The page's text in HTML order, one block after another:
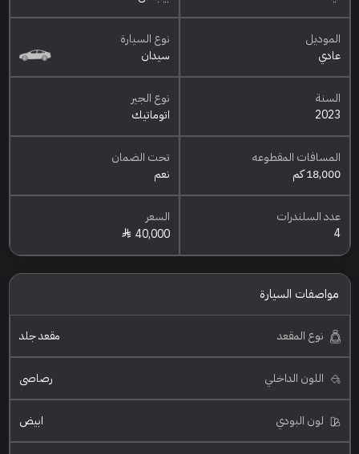
الموديل
عادي
نوع السيارة
سيدان
السنة
2023
نوع الجير
اتوماتيك
المسافات المقطوعه
18,000 كم
تحت الضمان
نعم
عدد السلندرات
4
السعر
40,000
مواصفات السيارة
نوع المقعد مقعد جلد
اللون الداخلي رصاصي
لون البودي ابيض